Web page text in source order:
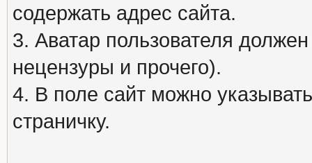
содержать адрес сайта.
3. Аватар пользователя
нецензуры и прочего).
4. В поле сайт можно
страничку.